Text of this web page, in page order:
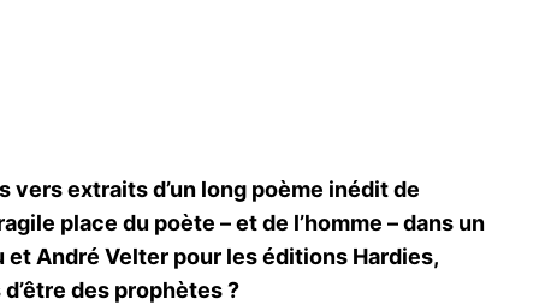
vers extraits d’un long poème inédit de
place du poète – et de l’homme – dans un
André Velter pour les éditions Hardies,
des prophètes ?